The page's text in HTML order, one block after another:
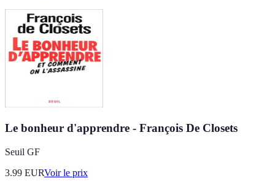
Le bonheur d'apprendre - François De Closets
Seuil GF
3.99 EURVoir le prix